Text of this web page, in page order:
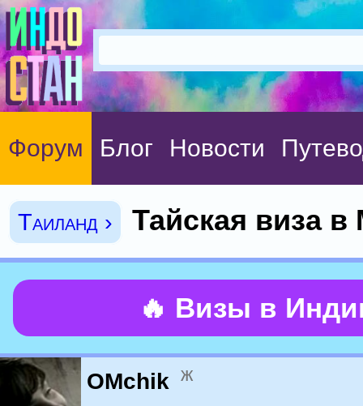
Форум Блог Новости
Таиланд › Тайская виза
🔥 Визы в
OMchik ж